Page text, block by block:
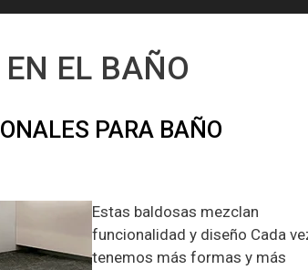
EL BAÑO
PARA BAÑO
Estas baldosas mezclan
funcionalidad y diseño Cada
tenemos más formas y más